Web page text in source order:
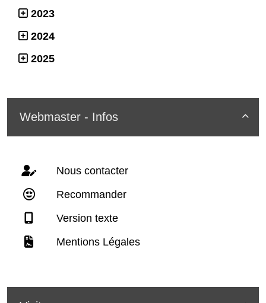
2023
2024
2025

Webmaster - Infos
Nous contacter
Recommander
Version texte
Mentions Légales